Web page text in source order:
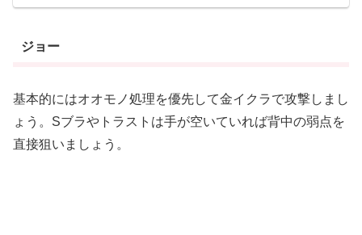
ジョー
基本的にはオオモノ処理を優先して金イクラで攻撃しまし
ょう。Sブラやトラストは手が空いていれば背中の弱点を
直接狙いましょう。